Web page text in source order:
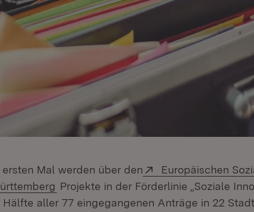
Mal werden über den Extern:
Europäischen
(Öffnet in neuem Fenster)
Projekte in der Förderlinie „Soziale
Hälfte aller 77 eingegangenen Anträge in 22